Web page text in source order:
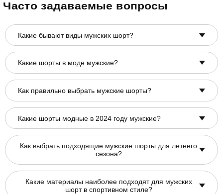
Часто задаваемые вопросы
Какие бывают виды мужских шорт?
Какие шорты в моде мужские?
Как правильно выбрать мужские шорты?
Какие шорты модные в 2024 году мужские?
Как выбрать подходящие мужские шорты для летнего
сезона?
Какие материалы наиболее подходят для мужских
шорт в спортивном стиле?